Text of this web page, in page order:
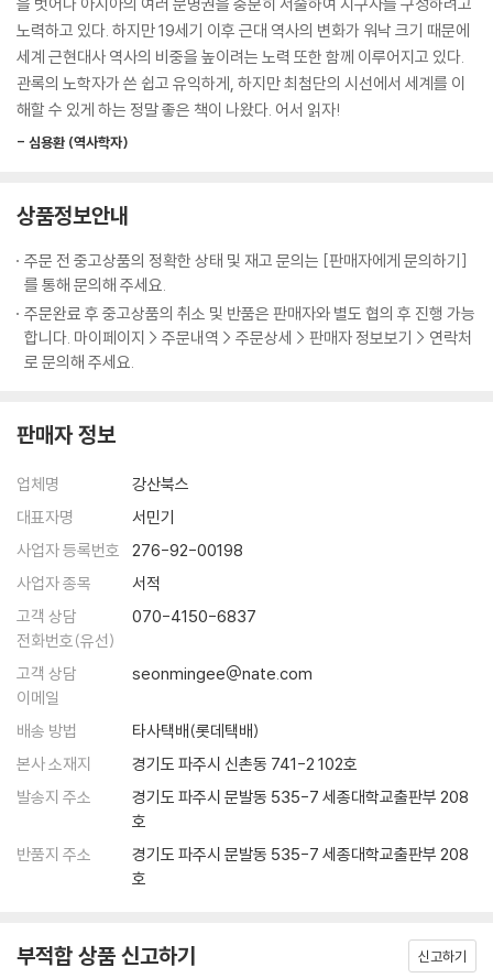
같아도 자신을 엄격하게 단속하고 있었으며 질서와 규율이 베르사유 궁정
생활을 일관되게 만들었습니다. 더 넓게 말하면, 이것은 프랑스 정신의 발
현입니다.
--- p.397
불과 반세기 전인 엘리자베스 시대는 국민의 의욕이 타오르고 무엇에든 명
에 언제까지나 눌려 있을 수 없는 것이 바로 인간의 마음 아닐까요?
--- p.444
직결된 살아 있는 지식으로 주목받고 있다. 작가 리처드 폴 에반스는 “세계
사를 공부할수록 인간이 얼마나 변하지 않았는지 깨닫는다. 새로운 대본은
없고 배우가 다를 뿐이다”라고 말했다. 그 말처럼 《인생 처음으로 세계사
가 재밌다》는 눈앞의 현실을 역사적 관점에서 조망할 수 있도록 당신의 시
중 심리에 휩쓸렸고 정치가의 선동이 이를 부추겼다. 저자는 이것이야말로
‘패권이 아테네로부터 떠나간 결정적 이유’라 짚는다. 토론 프로그램의 개
수가 줄어들고 앞다퉈 여론을 선점하려는 오늘날의 모습과 놀랍도록 닮아
있다.
중요한 경제적 시사점도 얻게 된다. 역사적으로 경기 불황이 닥쳤을 때 선
진국은 자국 보호주의로 돌아섰다. 세계 지도자를 자처했으나 막상 위기에
으로 살 길을 모색한 사실은 보호주의가 대두하는 지금의 흐름을 신중히
이렇듯 현재를 재해석하고 미래를 내다보는 통찰과 함께 이 책에서는 일상
속에 자연스레 활용할 수 있는 지식과 이야깃거리를 가득 만날 수 있다. 문
화유적의 예쁜 사진을 찍는 것을 넘어 이집트 피라미드가 애초에 왜 그리
성당의 건축이 종교개혁과 어떤 관련이 있는지 당신이 나눌 수 있는 대화
는 상상 이상으로 풍부해질 것이다.
평생을 역사 연구에 헌신한 서양사학의 대가가 남긴 이 역작을 충분히 음
미하자. 세계사를 아는 힘이 평생 요긴한 자산이 되어줄 것이다.
노력하고 있다. 하지만 19세기 이후 근대 역사의 변화가 워낙 크기 때문에
세계 근현대사 역사의 비중을 높이려는 노력 또한 함께 이루어지고 있다.
관록의 노학자가 쓴 쉽고 유익하게, 하지만 최첨단의 시선에서 세계를 이
해할 수 있게 하는 정말 좋은 책이 나왔다. 어서 읽자!
- 심용환 (역사학자)
상품정보안내
주문 전 중고상품의 정확한 상태 및 재고 문의는 [판매자에게 문의하기]
를 통해 문의해 주세요.
주문완료 후 중고상품의 취소 및 반품은 판매자와 별도 협의 후 진행 가능
합니다. 마이페이지 > 주문내역 > 주문상세 > 판매자 정보보기 > 연락처
로 문의해 주세요.
판매자 정보
업체명
강산북스
대표자명
서민기
사업자 등록번호
276-92-00198
사업자 종목
서적
고객 상담
전화번호(유선)
070-4150-6837
고객 상담
이메일
seonmingee@nate.com
배송 방법
타사택배(롯데택배)
본사 소재지
경기도 파주시 신촌동 741-2 102호
발송지 주소
경기도 파주시 문발동 535-7 세종대학교출판부 208
호
반품지 주소
경기도 파주시 문발동 535-7 세종대학교출판부 208
호
부적합 상품 신고하기 신고하기